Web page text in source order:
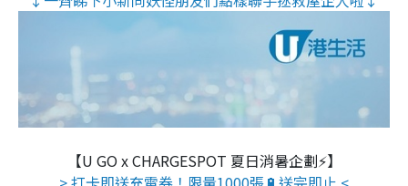
【U GO x CHARGESPOT 夏日消暑企劃⚡】